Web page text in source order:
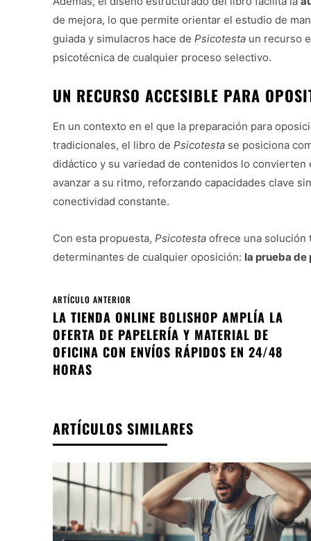
de mejora, lo que permite orientar el estudio de
guiada y simulacros hace de Psicotesta un recurso
psicotécnica de cualquier proceso selectivo.
UN RECURSO ACCESIBLE PARA
En un contexto en el que la preparación para
tradicionales, el libro de Psicotesta se posiciona
didáctico y su variedad de contenidos lo
avanzar a su ritmo, reforzando capacidades clave
conectividad constante.
Con esta propuesta, Psicotesta ofrece una solución
determinantes de cualquier oposición: la prueba
ARTÍCULO ANTERIOR
LA TIENDA ONLINE BOLISHOP AMPLÍA LA
OFERTA DE PAPELERÍA Y MATERIAL DE
OFICINA CON ENVÍOS RÁPIDOS EN 24/48
HORAS
ARTÍCULOS SIMILARES